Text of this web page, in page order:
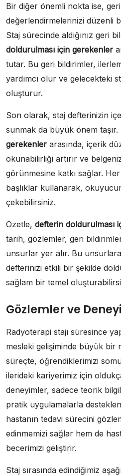
Bir diğer önemli nokta ise,
değerlendirmelerinizi düzenli
Staj sürecinde aldığınız geri
doldurulması için gerekenler
tutar. Bu geri bildirimler,
yardımcı olur ve gelecekteki
oluşturur.
Son olarak, staj defterinizin
sunmak da büyük önem taşır.
gerekenler arasında, içerik
okunabilirliği artırır ve
görünmesine katkı sağlar.
başlıklar kullanarak,
çekebilirsiniz.
Özetle, defterin doldurulması
tarih, gözlemler, geri
unsurlar yer alır. Bu
defterinizi etkili bir şekilde
sağlam bir temel
Gözlemler ve
Radyoterapi stajı süresince
mesleki gelişiminde büyük bir
süreçte, öğrendiklerimizi
ilerideki kariyerimiz için
deneyimler, sadece teorik
pratik uygulamalarla
hastanın tedavi sürecini
edinmemizi sağlar hem de
becerimizi geliştirir.
Staj sırasında edindiğimiz